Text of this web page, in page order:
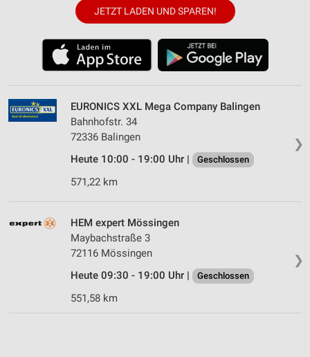
JETZT LADEN UND SPAREN!
❯
EURONICS XXL Mega Company Balingen
Bahnhofstr. 34
72336 Balingen
Heute 10:00 - 19:00 Uhr |
Geschlossen
571,22 km
❯
HEM expert Mössingen
Maybachstraße 3
72116 Mössingen
Heute 09:30 - 19:00 Uhr |
Geschlossen
551,58 km